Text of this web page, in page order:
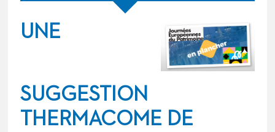
UNE
SUGGESTION
THERMACOME DE